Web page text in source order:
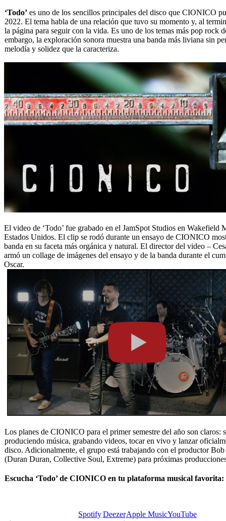
‘Todo’ es uno de los sencillos principales del disco que CIONICO
2022. El tema habla de una relación que tuvo su momento y, al
la página para seguir con la vida. Es uno de los temas más pop rock
embargo, la exploración sonora muestra una banda más liviana sin
melodía y solidez que la caracteriza.
El video de ‘Todo’ fue grabado en el JamSpot Studios en Wakefield
Estados Unidos. El clip se rodó durante un ensayo de CIONICO
banda en su faceta más orgánica y natural. El director del video –
armó un collage de imágenes del ensayo y de la banda durante el
Oscar.
Los planes de CIONICO para el primer semestre del año son claros:
produciendo música, grabando videos, tocar en vivo y lanzar
disco. Adicionalmente, el grupo está trabajando con el productor Bob
(Duran Duran, Collective Soul, Extreme) para próximas
Escucha ‘Todo’ de CIONICO en tu plataforma musical favorita:
SpotifyDeezerApple MusicYouTube